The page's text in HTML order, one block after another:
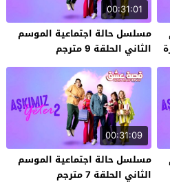
00:31:01
مسلسل حالة اجتماعية الموسم
الثاني الحلقة 9 مترجم
00:31:09
مسلسل حالة اجتماعية الموسم
الثاني الحلقة 7 مترجم